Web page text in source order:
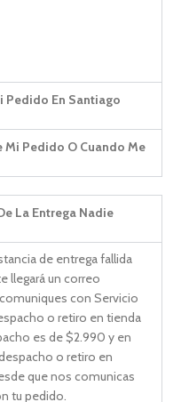
Pedido En Santiago
Mi Pedido O Cuando Me
La Entrega Nadie
de entrega fallida
llegará un correo
con Servicio
o retiro en tienda
es de $2.990 y en
o retiro en
que nos comunicas
tu pedido.